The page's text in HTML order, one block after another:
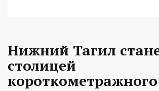
Нижний Тагил
столицей